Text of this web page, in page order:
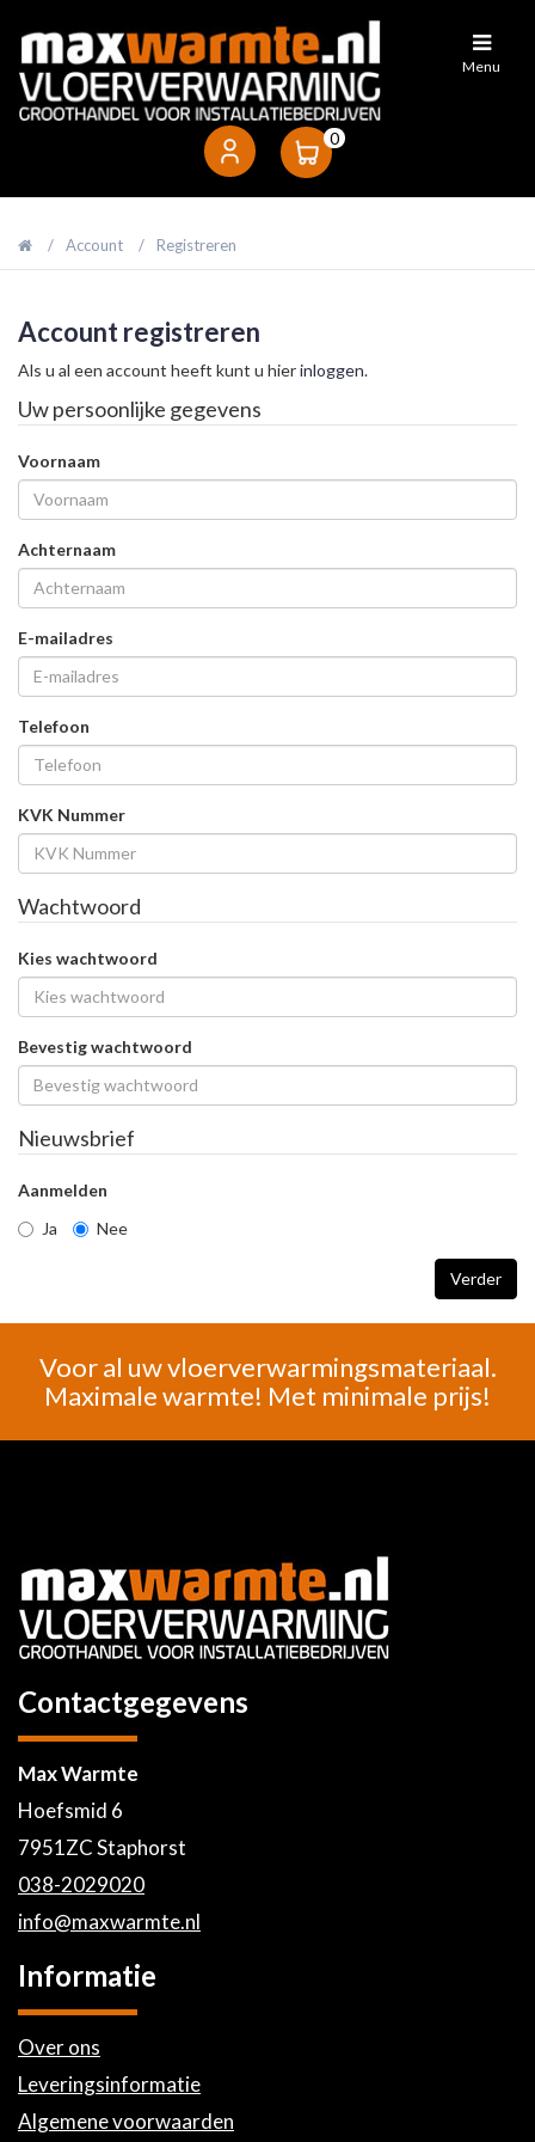
0
Menu
Vloerbuis
Noppenplaten
Tackerplaten
Verdelers
Naregeling
Diversen
Randstroken
Frezen
Reno
Account Registreren
Account registreren
Als u al een account heeft kunt u hierinloggen.
Uw persoonlijke gegevens
Voornaam
Achternaam
E-mailadres
Telefoon
KVK Nummer
Wachtwoord
Kies wachtwoord
Bevestig wachtwoord
Nieuwsbrief
Aanmelden
Ja
Nee
Voor al uw vloerverwarmingsmateriaal.
Maximale warmte! Met minimale prijs!
Contactgegevens
Max Warmte
Hoefsmid 6
7951ZC Staphorst
038-2029020
info@maxwarmte.nl
Informatie
Over ons
Leveringsinformatie
Algemene voorwaarden